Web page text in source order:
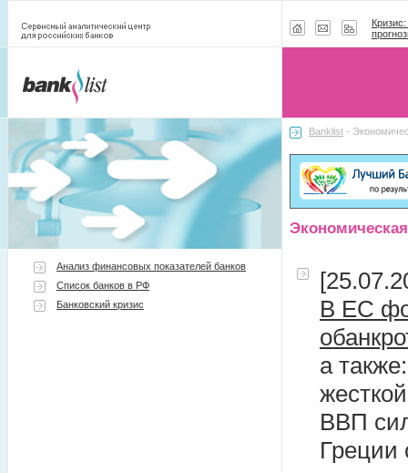
Анализ финансовых показателей банков
Список банков в РФ
Банковский кризис
Banklist -
В ЕС
а
ВВП
Греции